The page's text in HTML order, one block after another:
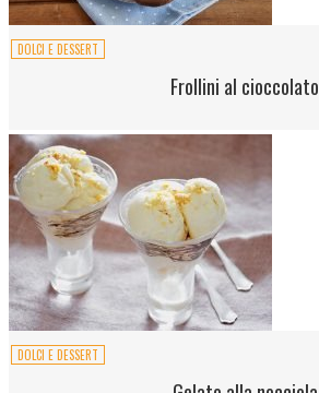
DOLCI E DESSERT
Frollini al cioccolato
DOLCI E DESSERT